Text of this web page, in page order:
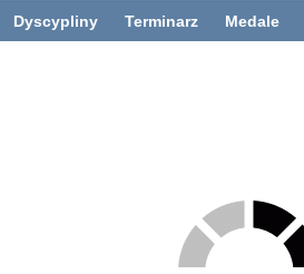
Dyscypliny Terminarz Medale